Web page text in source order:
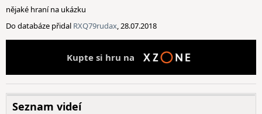
nějaké hraní na ukázku
Do databáze přidal RXQ79rudax, 28.07.2018
Kupte si hru na
Seznam videí